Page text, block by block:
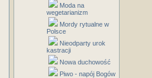
Moda na
wegetarianizm
Mordy rytualne w
Polsce
Nieodparty urok
kastracji
Nowa duchowość
Piwo - napój Bogów